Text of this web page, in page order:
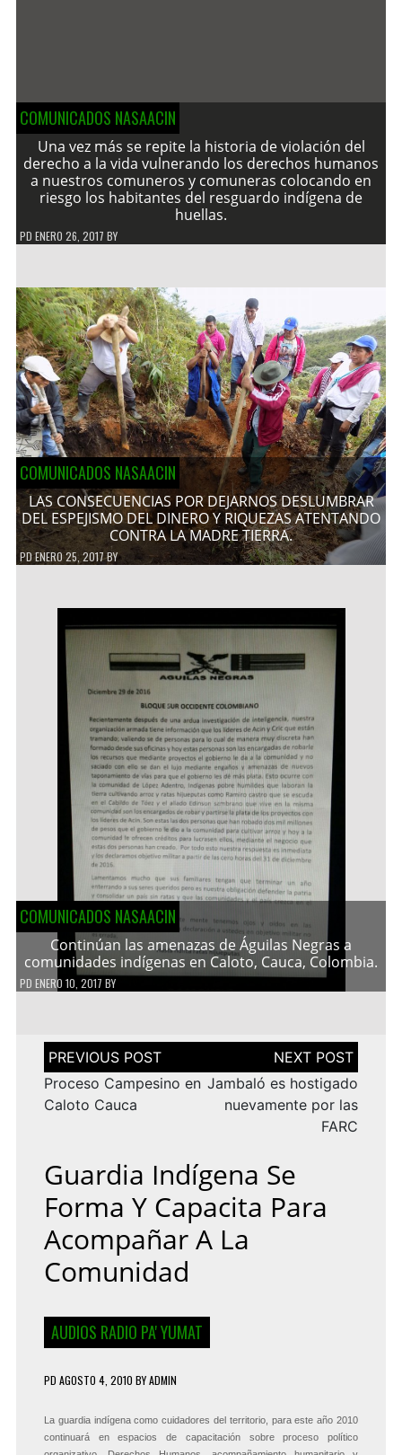
COMUNICADOS NASAACIN
Una vez más se repite la historia de violación del
derecho a la vida vulnerando los derechos humanos
a nuestros comuneros y comuneras colocando en
riesgo los habitantes del resguardo indígena de
huellas.
PD ENERO 26, 2017 BY
COMUNICADOS NASAACIN
LAS CONSECUENCIAS POR DEJARNOS DESLUMBRAR
DEL ESPEJISMO DEL DINERO Y RIQUEZAS ATENTANDO
CONTRA LA MADRE TIERRA.
PDENERO 25, 2017BY
COMUNICADOS NASAACIN
Continúan las amenazas de Águilas Negras a
comunidades indígenas en Caloto, Cauca, Colombia.
PD ENERO 10, 2017 BY
Navegación
de
entradas
Proceso Campesino en
Caloto Cauca
Jambaló es hostigado
nuevamente por las
FARC
Guardia Indígena Se
Forma Y Capacita Para
Acompañar A La
Comunidad
AUDIOS RADIO PA' YUMAT
PD AGOSTO 4, 2010 BYADMIN
La guardia indígena como cuidadores del territorio, para este año 2010
continuará en espacios de capacitación sobre proceso político